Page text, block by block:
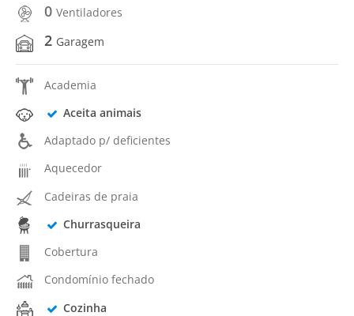
0 Ventiladores
2 Garagem
Academia
Aceita animais
Adaptado p/ deficientes
Aquecedor
Cadeiras de praia
Churrasqueira
Cobertura
Condomínio fechado
Cozinha